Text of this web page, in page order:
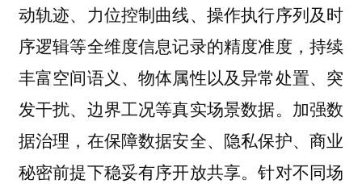
动轨迹、力位控制曲线、操作执行序列及时
序逻辑等全维度信息记录的精度准度，持续
丰富空间语义、物体属性以及异常处置、突
发干扰、边界工况等真实场景数据。加强数
据治理，在保障数据安全、隐私保护、商业
秘密前提下稳妥有序开放共享。针对不同场